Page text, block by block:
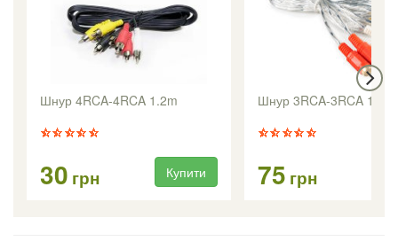
Шнур 4RCA-4RCA 1.2m
30 грн Купити
Шнур 3RCA-3RCA 1.8m
75 грн